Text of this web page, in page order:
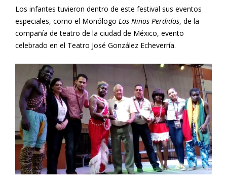
Los infantes tuvieron dentro de este festival sus eventos
especiales, como el Monólogo Los Niños Perdidos, de la
compañía de teatro de la ciudad de México, evento
celebrado en el Teatro José González Echeverría.